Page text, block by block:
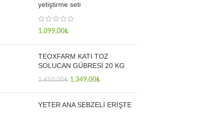
yetiştirme seti
1.099,00₺
TEOXFARM KATI TOZ
SOLUCAN GÜBRESİ 20 KG
1.450,00₺ 1.349,00₺
YETER ANA SEBZELİ ERİŞTE